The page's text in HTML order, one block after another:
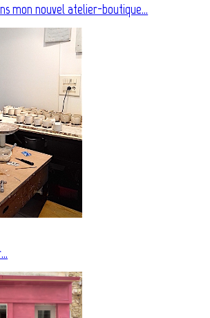
mon nouvel atelier-boutique…